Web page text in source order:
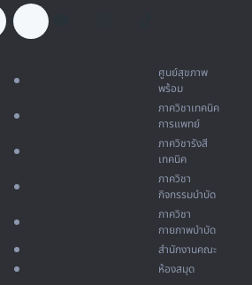
ศูนย์สุขภาพ
พร้อม
ภาควิชาเทคนิค
การแพทย์
ภาควิชารังสี
เทคนิค
ภาควิชา
กิจกรรมบำบัด
ภาควิชา
กายภาพบำบัด
สำนักงานคณะ
ห้องสมุด